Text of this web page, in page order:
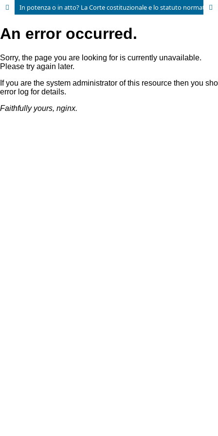
In potenza o in atto? La Corte costituzionale e lo statuto normativo dell’embrione